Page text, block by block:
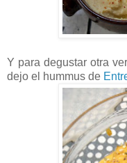
Y para degustar otra
dejo el hummus de